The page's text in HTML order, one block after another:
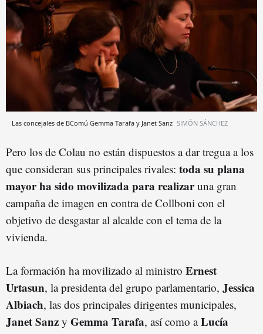
Las concejales de BComú Gemma Tarafa y Janet Sanz SIMÓN SÁNCHEZ
Pero los de Colau no están dispuestos a dar tregua a los
que consideran sus principales rivales: toda su plana
mayor ha sido movilizada para realizaruna gran
campaña de imagen en contra de Collboni con el
objetivo de desgastar al alcalde con el tema de la
vivienda.
La formación ha movilizado al ministro Ernest
Urtasun, la presidenta del grupo parlamentario, Jessica
Albiach, las dos principales dirigentes municipales,
Janet Sanz y Gemma Tarafa, así como aLucía